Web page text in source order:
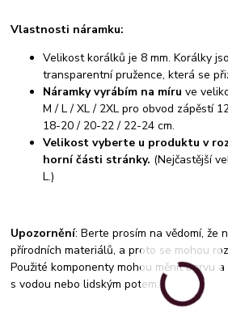
Vlastnosti náramku:
Velikost korálků je 8 mm. Korálky
transparentní pružence, která se
Náramky vyrábím na míru ve
M / L / XL / 2XL pro obvod zápěstí
18-20 / 20-22 / 22-24 cm.
Velikost vyberte u produktu v
horní části stránky. (Nejčastější
L.)
Upozornění: Berte prosím na vědomí, že
přírodních materiálů, a proto se mohou
Použité komponenty mohou měnit barvu
s vodou nebo lidským potem.